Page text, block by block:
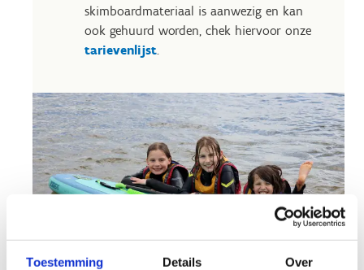
Toestemming Details Over
skimboardmateriaal is aanwezig en kan
ook gehuurd worden, chek hiervoor onze
tarievenlijst.